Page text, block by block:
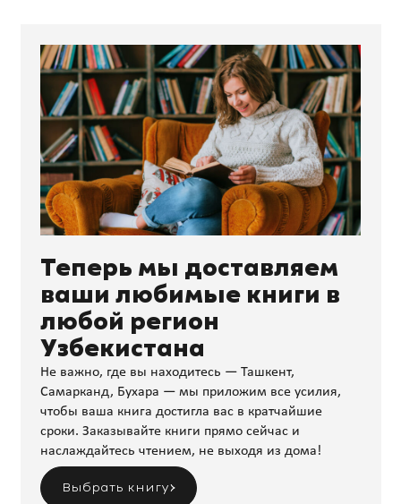
Теперь мы доставляем
ваши любимые книги в
любой регион
Узбекистана
Не важно, где вы находитесь — Ташкент,
Самарканд, Бухара — мы приложим все усилия,
чтобы ваша книга достигла вас в кратчайшие
сроки. Заказывайте книги прямо сейчас и
наслаждайтесь чтением, не выходя из дома!
Выбрать книгу